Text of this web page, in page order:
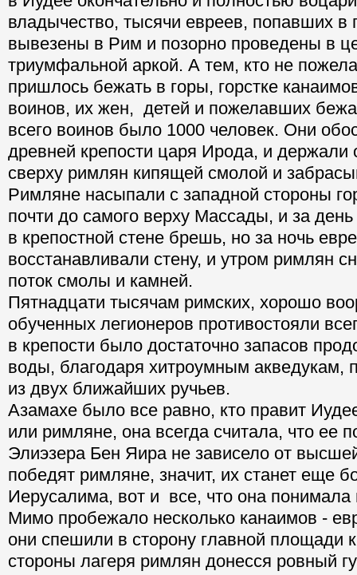
владычество, тысячи евреев, попавших
вывезены в Рим и позорно проведены в
триумфальной аркой. А тем, кто не
пришлось бежать в горы, горстке
воинов, их жен, детей и пожелавших
всего воинов было 1000 человек. Они
древней крепости царя Ирода, и держали
сверху римлян кипящей смолой и
Римляне насыпали с западной стороны
почти до самого верху Массады, и за
в крепостной стене брешь, но за ночь
восстанавливали стену, и утром римлян
поток смолы и камней.
Пятнадцати тысячам римских, хорошо
обученных легионеров противостояли
в крепости было достаточно запасов
воды, благодаря хитроумным акведукам,
из двух ближайших ручьев.
Азамахе было все равно, кто правит
или римляне, она всегда считала, что ее
Элиэзера Бен Яира не зависело от
победят римляне, значит, их станет еще
Иерусалима, вот и все, что она понимала
Мимо пробежало несколько канаимов -
они спешили в сторону главной площади
стороны лагеря римлян донесся ровный